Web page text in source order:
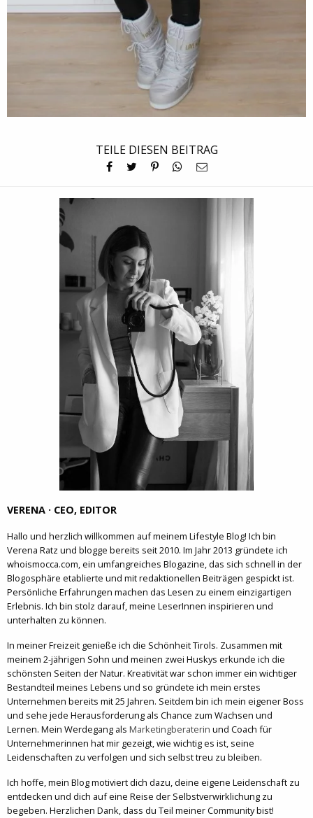
TEILE DIESEN BEITRAG
VERENA · CEO, EDITOR
Hallo und herzlich willkommen auf meinem Lifestyle Blog! Ich bin
Verena Ratz und blogge bereits seit 2010. Im Jahr 2013 gründete ich
whoismocca.com, ein umfangreiches Blogazine, das sich schnell in der
Blogosphäre etablierte und mit redaktionellen Beiträgen gespickt ist.
Persönliche Erfahrungen machen das Lesen zu einem einzigartigen
Erlebnis. Ich bin stolz darauf, meine LeserInnen inspirieren und
unterhalten zu können.
In meiner Freizeit genieße ich die Schönheit Tirols. Zusammen mit
meinem 2-jährigen Sohn und meinen zwei Huskys erkunde ich die
schönsten Seiten der Natur. Kreativität war schon immer ein wichtiger
Bestandteil meines Lebens und so gründete ich mein erstes
Unternehmen bereits mit 25 Jahren. Seitdem bin ich mein eigener Boss
und sehe jede Herausforderung als Chance zum Wachsen und
Lernen. Mein Werdegang als Marketingberaterin und Coach für
Unternehmerinnen hat mir gezeigt, wie wichtig es ist, seine
Leidenschaften zu verfolgen und sich selbst treu zu bleiben.
Ich hoffe, mein Blog motiviert dich dazu, deine eigene Leidenschaft zu
entdecken und dich auf eine Reise der Selbstverwirklichung zu
begeben. Herzlichen Dank, dass du Teil meiner Community bist!